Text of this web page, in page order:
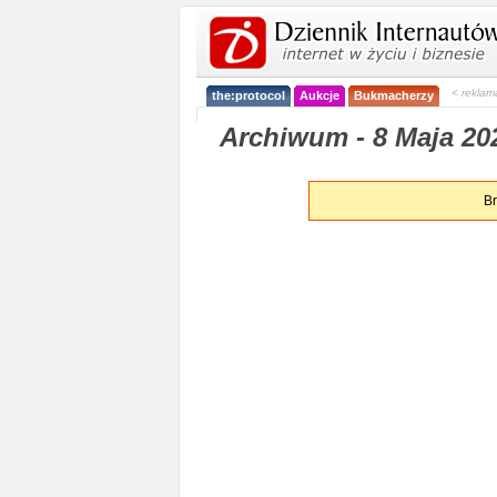
the:protocol Aukcje Bukmacherzy <
Archiwum - 8 Maja